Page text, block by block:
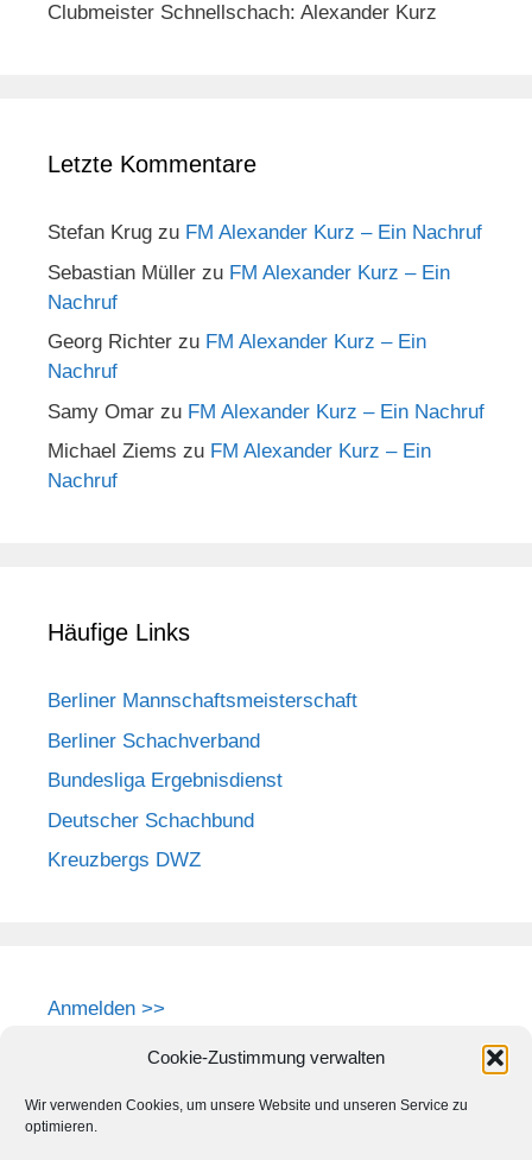
Cookie-Zustimmung verwalten
Wir verwenden Cookies, um unsere Website und unseren Service zu
optimieren.
Clubmeister Schnellschach: Alexander Kurz
Letzte Kommentare
Stefan Krug zu FM Alexander Kurz – Ein Nachruf
Sebastian Müller zu FM Alexander Kurz – Ein
Nachruf
Georg Richter zu FM Alexander Kurz – Ein
Nachruf
Samy Omar zu FM Alexander Kurz – Ein Nachruf
Michael Ziems zu FM Alexander Kurz – Ein
Nachruf
Häufige Links
Berliner Mannschaftsmeisterschaft
Berliner Schachverband
Bundesliga Ergebnisdienst
Deutscher Schachbund
Kreuzbergs DWZ
Anmelden >>